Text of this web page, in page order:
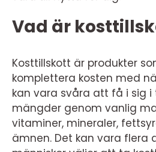
Vad är
Kosttillskott är produkter
komplettera kosten med
kan vara svåra att få i sig i
mängder genom vanlig
vitaminer, mineraler,
ämnen. Det kan vara flera